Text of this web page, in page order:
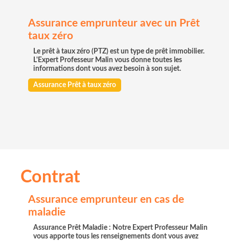
Assurance emprunteur avec un Prêt
taux zéro
Le prêt à taux zéro (PTZ) est un type de prêt immobilier.
L'Expert Professeur Malin vous donne toutes les
informations dont vous avez besoin à son sujet.
Assurance Prêt à taux zéro
Contrat
Assurance emprunteur en cas de
maladie
Assurance Prêt Maladie : Notre Expert Professeur Malin
vous apporte tous les renseignements dont vous avez